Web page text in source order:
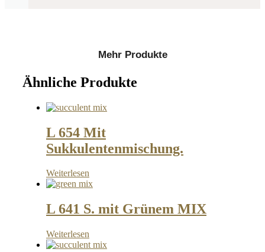
Mehr Produkte
Ähnliche Produkte
L 654 Mit
Sukkulentenmischung.
Weiterlesen
L 641 S. mit Grünem MIX
Weiterlesen